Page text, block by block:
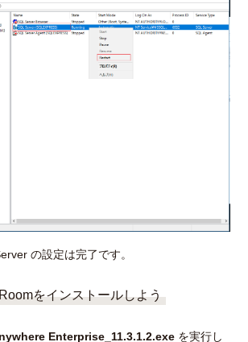
の設定は完了です。
をインストールしよう
Enterprise_11.3.1.2.exe を実行し